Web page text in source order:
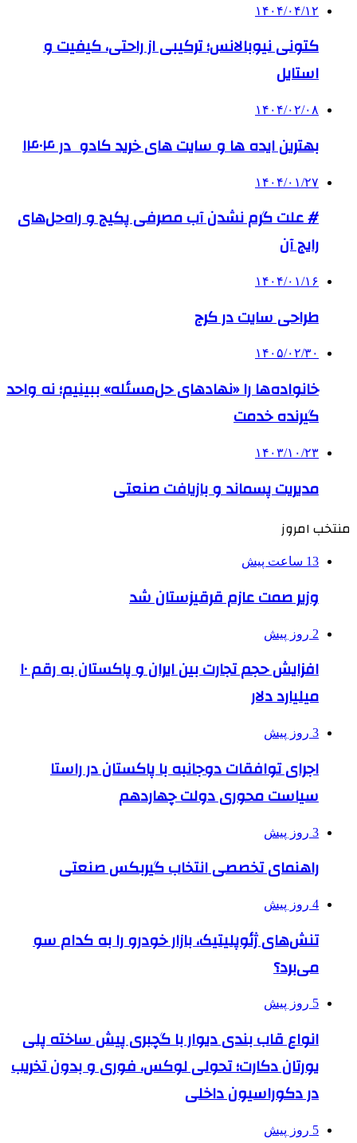
۱۴۰۴/۰۴/۱۲
کتونی نیوبالانس؛ ترکیبی از راحتی، کیفیت و
استایل
۱۴۰۴/۰۲/۰۸
بهترین ایده ها و سایت های خرید کادو در ۱۴۰۴
۱۴۰۴/۰۱/۲۷
# علت گرم نشدن آب مصرفی پکیج و راه‌حل‌های
رایج آن
۱۴۰۴/۰۱/۱۶
طراحی سایت در کرج
۱۴۰۵/۰۲/۳۰
خانواده‌ها را «نهادهای حل‌مسئله» ببینیم؛ نه واحد
گیرنده خدمت
۱۴۰۳/۱۰/۲۳
مدیریت پسماند و بازیافت صنعتی
منتخب امروز
13 ساعت پیش
وزیر صمت عازم قرقیزستان شد
2 روز پیش
افزایش حجم تجارت بین ایران و پاکستان به رقم ۱۰
میلیارد دلار
3 روز پیش
اجرای توافقات دوجانبه با پاکستان در راستا
سیاست محوری دولت چهاردهم
3 روز پیش
راهنمای تخصصی انتخاب گیربکس صنعتی
4 روز پیش
تنش‌های ژئوپلیتیک، بازار خودرو را به کدام سو
می‌برد؟
5 روز پیش
انواع قاب بندی دیوار با گچبری پیش ساخته پلی
یورتان دکارت؛ تحولی لوکس، فوری و بدون تخریب
در دکوراسیون داخلی
5 روز پیش